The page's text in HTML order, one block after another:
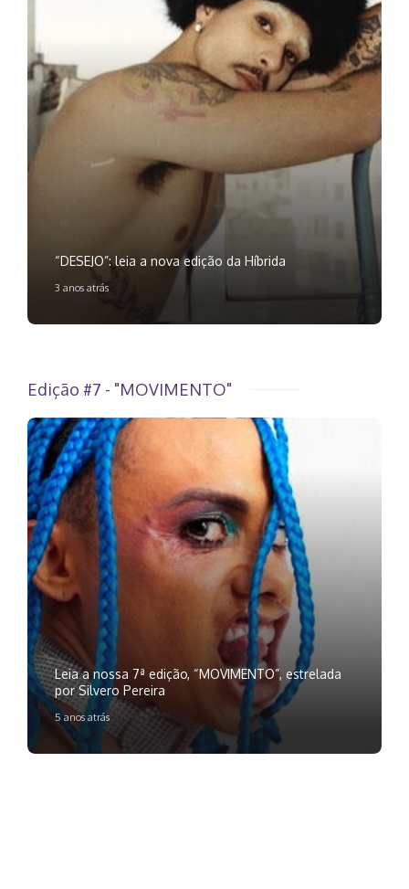
“DESEJO”: leia a nova edição da Híbrida
3 anos atrás
Edição #7 - "MOVIMENTO"
Leia a nossa 7ª edição, “MOVIMENTO”, estrelada
por Silvero Pereira
5 anos atrás